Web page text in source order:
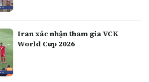
Iran xác nhận tham gia VCK
World Cup 2026